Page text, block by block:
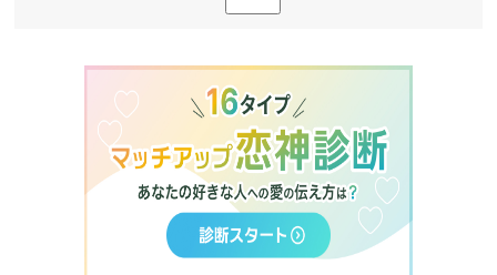
5. オールドインペリアルバー
6. Star Bar Ginza（スタアバー ギン
ザ）
7. BAR LUPIN（バー・ルパン）
出会いがない男女はマッチングアプリが